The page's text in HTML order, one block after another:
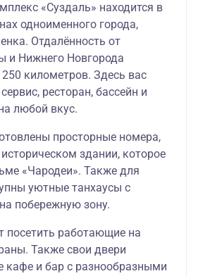
«Суздаль» находится в
одноименного города,
Отдалённость от
и Нижнего Новгорода
километров. Здесь вас
ресторан, бассейн и
любой вкус.
просторные номера,
здании, которое
«Чародеи». Также для
уютные танхаусы с
побережную зону.
посетить работающие на
Также свои двери
кафе и бар с разнообразными